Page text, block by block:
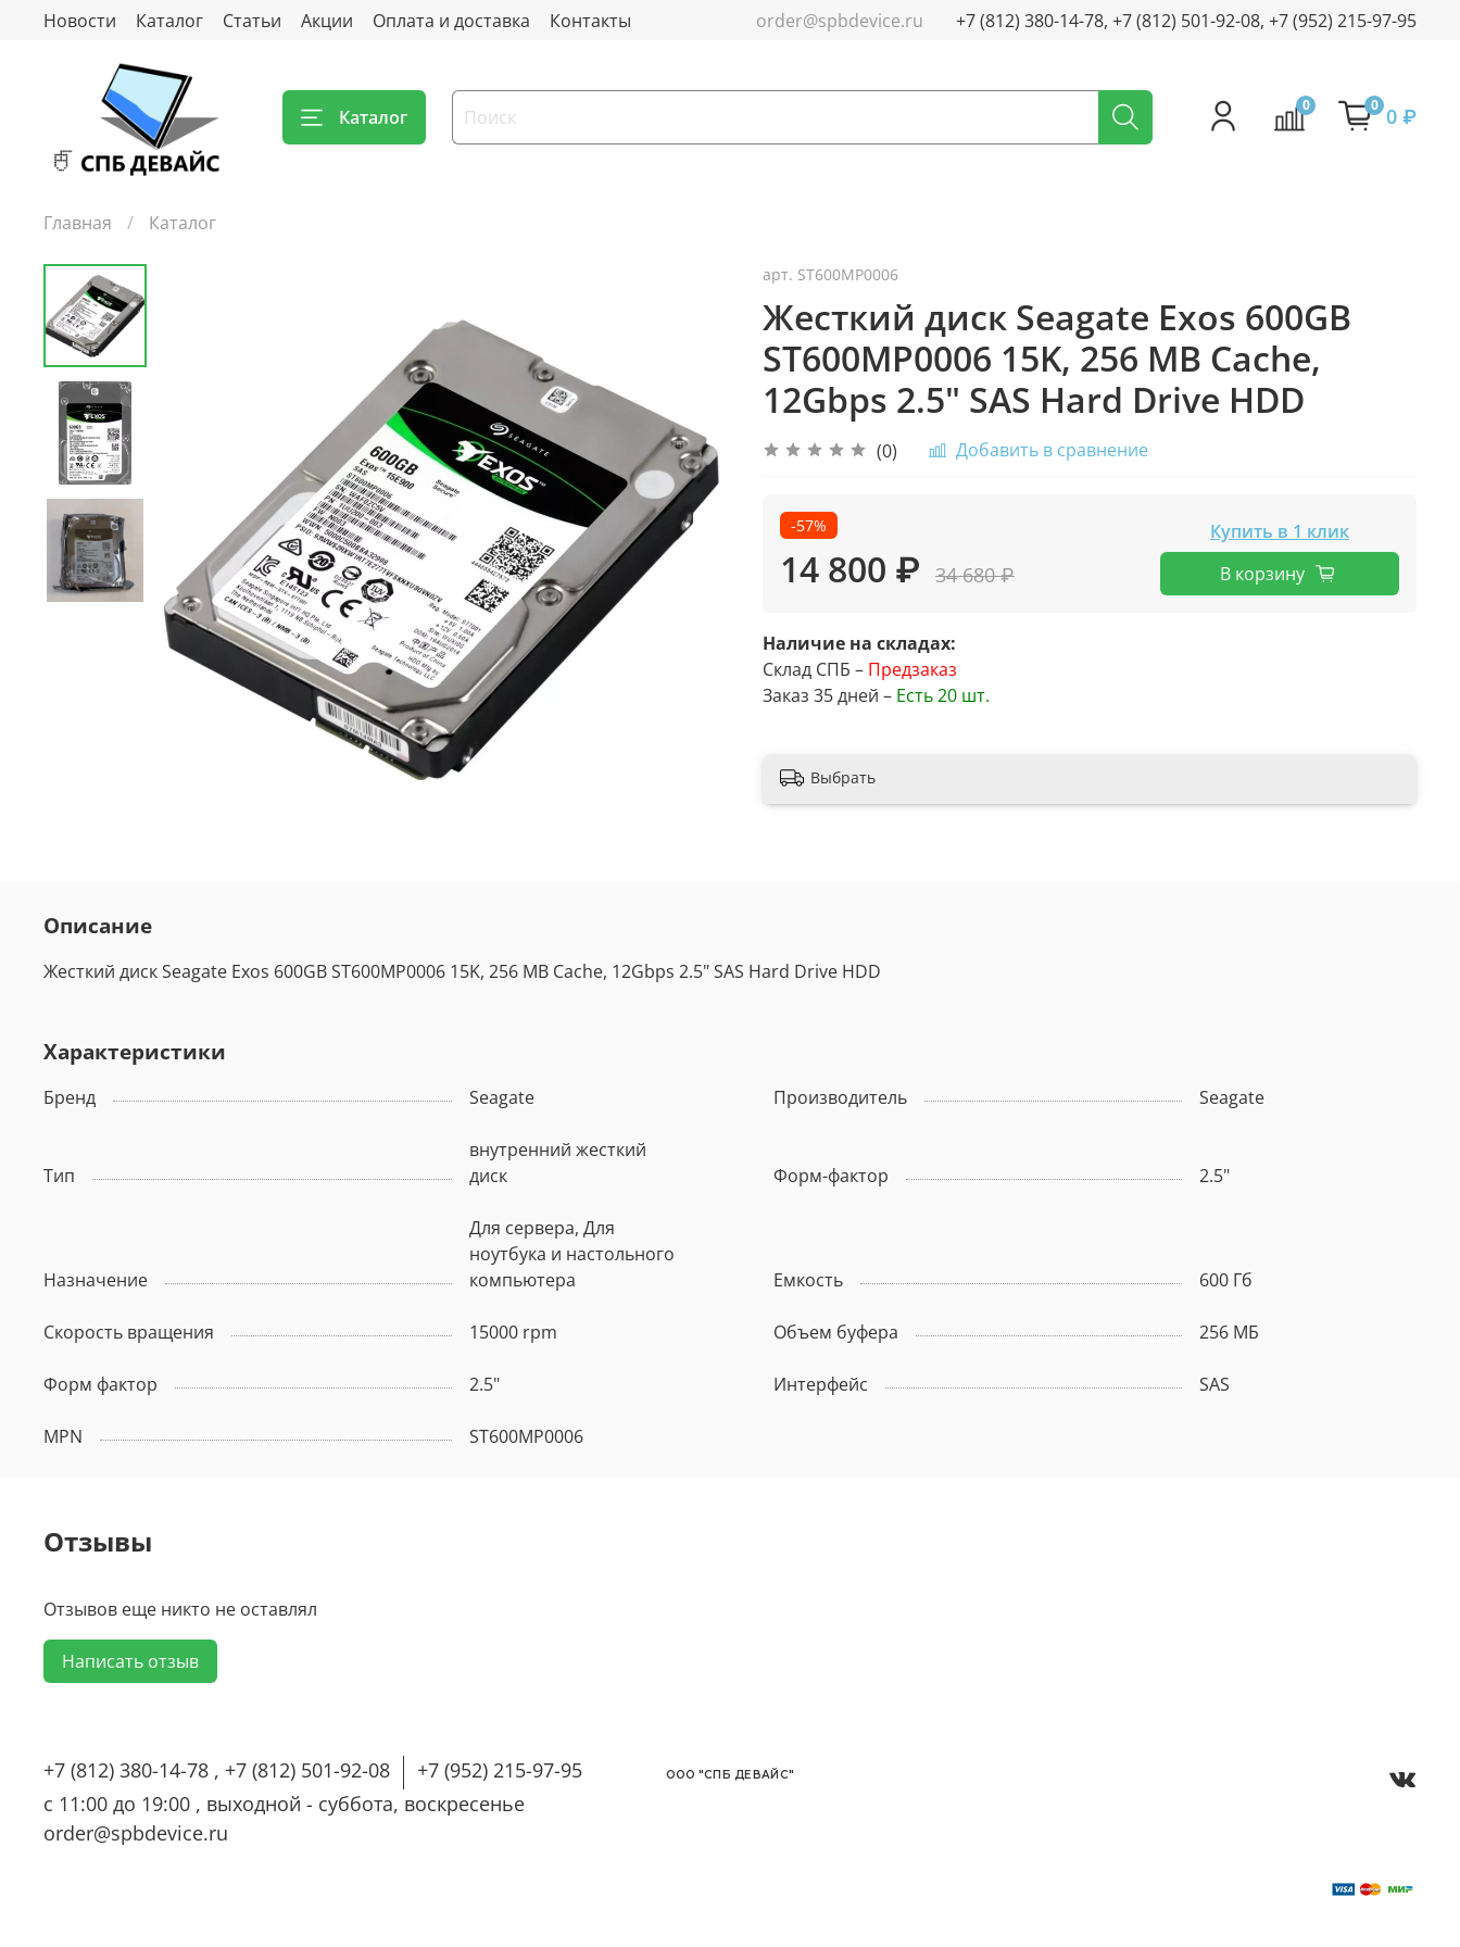
Новости Каталог Статьи Акции Оплата и доставка Контакты order@spbdevice.ru +7 (812) 380-14-78, +7 (812) 501-92-08, +7 (952) 215-97-95
Каталог
0 0 0 ₽
Главная Каталог
арт. ST600MP0006
Жесткий диск Seagate Exos 600GB
ST600MP0006 15K, 256 MB Cache,
12Gbps 2.5" SAS Hard Drive HDD
(0) Добавить в сравнение
-57%
14 800 ₽ 34 680 ₽
Купить в 1 клик
В корзину
Наличие на складах:
Склад СПБ – Предзаказ
Заказ 35 дней – Есть20 шт.
Выбрать
Описание
Жесткий диск Seagate Exos 600GB ST600MP0006 15K, 256 MB Cache, 12Gbps 2.5" SAS Hard Drive HDD
Характеристики
Бренд Seagate Производитель Seagate
Тип
внутренний жесткий
диск
Форм-фактор 2.5"
Назначение
Для сервера, Для
ноутбука и настольного
компьютера
Емкость 600 Гб
Скорость вращения 15000 rpm Объем буфера 256 МБ
Форм фактор 2.5" Интерфейс SAS
MPN ST600MP0006
Отзывы
Отзывов еще никто не оставлял
Написать отзыв
+7 (812) 380-14-78 , +7 (812) 501-92-08
+7 (952) 215-97-95
с 11:00 до 19:00 , выходной - суббота, воскресенье
order@spbdevice.ru
OОО "СПБ ДЕВАЙС"